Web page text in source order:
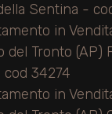
Sentina -
in
del Tronto (AP)
34274
in